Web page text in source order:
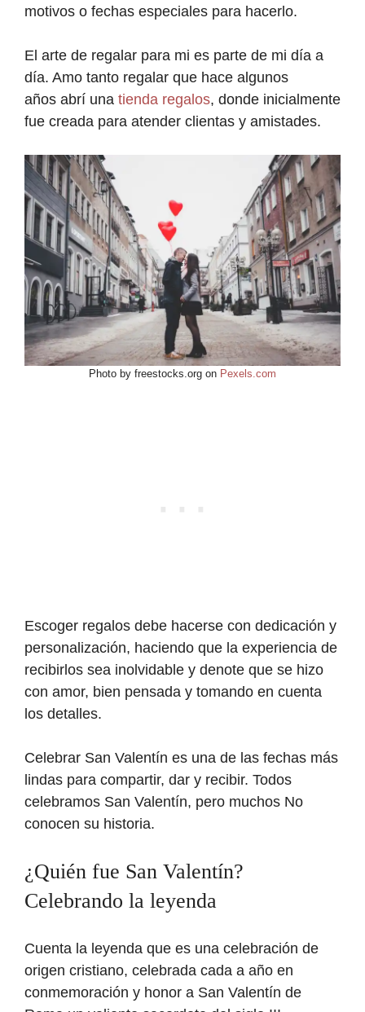
motivos o fechas especiales para hacerlo.
El arte de regalar para mi es parte de mi día a
día. Amo tanto regalar que hace algunos
años abrí una tienda regalos, donde inicialmente
fue creada para atender clientas y amistades.
Photo by freestocks.org on Pexels.com
Escoger regalos debe hacerse con dedicación y
personalización, haciendo que la experiencia de
recibirlos sea inolvidable y denote que se hizo
con amor, bien pensada y tomando en cuenta
los detalles.
Celebrar San Valentín es una de las fechas más
lindas para compartir, dar y recibir. Todos
celebramos San Valentín, pero muchos No
conocen su historia.
¿Quién fue San Valentín?
Celebrando la leyenda
Cuenta la leyenda que es una celebración de
origen cristiano, celebrada cada a año en
conmemoración y honor a San Valentín de